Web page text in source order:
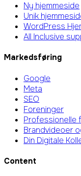
Ny hjemmeside
Unik
WordPress
All Inclusive
Markedsføring
Google
Meta
SEO
Foreninger
Professionelle
Brandvideoer
Din Digitale
Content